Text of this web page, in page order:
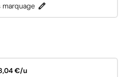
marquage
€/u